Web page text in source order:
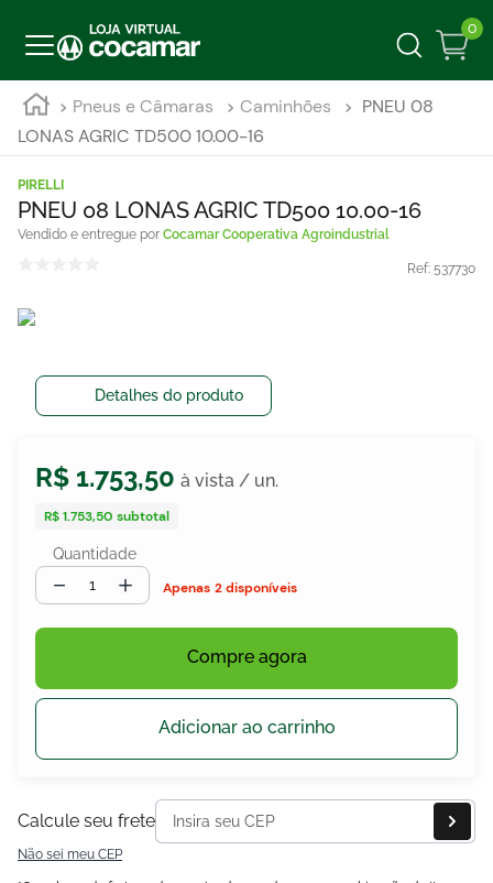
0
Pneus e Câmaras Caminhões
PNEU 08
LONAS AGRIC TD500 10.00-16
PIRELLI
PNEU 08 LONAS AGRIC TD500 10.00-16
Cocamar Cooperativa Agroindustrial
Ref: 537730
Detalhes do produto
R$ 1.753,50
R$ 1.753,50 subtotal
Quantidade
＋
－ 2 disponíveis
Compre agora
Adicionar ao carrinho
Calcule seu frete
Não sei meu CEP